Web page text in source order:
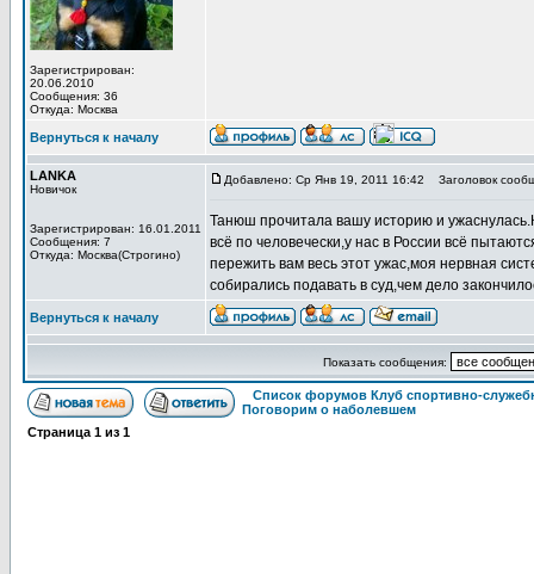
Зарегистрирован:
20.06.2010
Сообщения: 36
Откуда: Москва
Вернуться к началу
LANKA
Новичок
Зарегистрирован: 16.01.2011
Сообщения: 7
Откуда: Москва(Строгино)
Добавлено: Ср Янв 19, 2011 16:42 Заголовок
Танюш прочитала вашу историю и
всё по человечески,у нас в России всё
пережить вам весь этот ужас,моя нервная
собирались подавать в суд,чем дело
Вернуться к началу
Показать сообщения:
Список форумов Клуб спортивно-
Поговорим о наболевшем
Страница 1 из 1